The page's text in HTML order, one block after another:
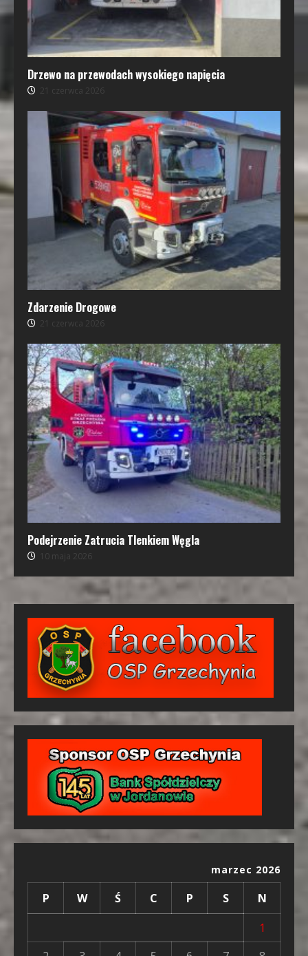
Drzewo na przewodach wysokiego napięcia
21 czerwca 2026
Zdarzenie Drogowe
21 czerwca 2026
Podejrzenie Zatrucia Tlenkiem Węgla
10 maja 2026
marzec 2026
P W Ś C P S
N
1